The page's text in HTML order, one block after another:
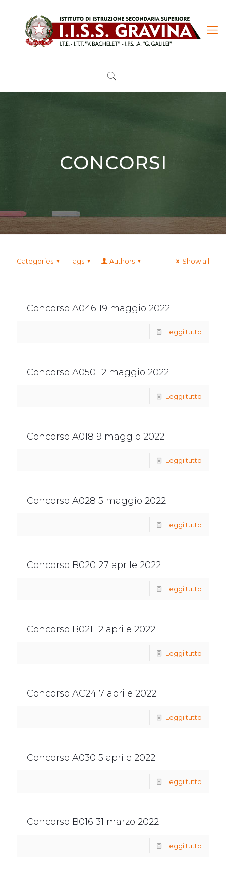
CONCORSI
Categories Tags Authors Show all
Concorso A046 19 maggio 2022
Leggi tutto
Concorso A050 12 maggio 2022
Leggi tutto
Concorso A018 9 maggio 2022
Leggi tutto
Concorso A028 5 maggio 2022
Leggi tutto
Concorso B020 27 aprile 2022
Leggi tutto
Concorso B021 12 aprile 2022
Leggi tutto
Concorso AC24 7 aprile 2022
Leggi tutto
Concorso A030 5 aprile 2022
Leggi tutto
Concorso B016 31 marzo 2022
Leggi tutto